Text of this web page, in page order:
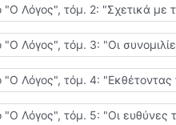
εξονυχιστικά. Αυτό
να αναγνωρίσει την
του Χριστού ή
θεϊκή Του φύση, της
του ανθρώπου θα
του.
"Ο Λόγος", τόμ. 2: "Σχετικά με
"Ο Λόγος", τόμ. 3: "Οι
"Ο Λόγος", τόμ. 4: "Εκθέτοντας
"Ο Λόγος", τόμ. 5: "Οι